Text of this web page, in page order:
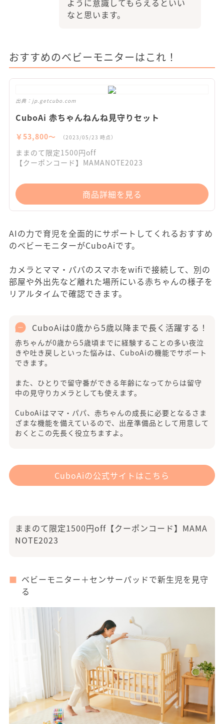
ように意識してもらえるといい
なと思います。
おすすめのベビーモニターはこれ！
出典： jp.getcubo.com
CuboAi 赤ちゃんねんね見守りセット
￥53,800〜 （2023/05/23 時点）
ままのて限定1500円off
【クーポンコード】MAMANOTE2023
商品詳細を見る
AIの力で育児を全面的にサポートしてくれるおすすめ
のベビーモニターがCuboAiです。
カメラとママ・パパのスマホをwifiで接続して、別の
部屋や外出先など離れた場所にいる赤ちゃんの様子を
リアルタイムで確認できます。
CuboAiは0歳から5歳以降まで長く活躍する！
赤ちゃんが0歳から5歳頃までに経験することの多い夜泣
きや吐き戻しといった悩みは、CuboAiの機能でサポート
できます。
また、ひとりで留守番ができる年齢になってからは留守
中の見守りカメラとしても使えます。
CuboAiはママ・パパ、赤ちゃんの成長に必要となるさま
ざまな機能を備えているので、出産準備品として用意して
おくとこの先長く役立ちますよ。
CuboAiの公式サイトはこちら
ままのて限定1500円off【クーポンコード】MAMA
NOTE2023
ベビーモニター＋センサーパッドで新生児を見守
る